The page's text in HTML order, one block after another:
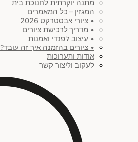
מתנה יוקרתית לחנוכת בית
המגזין – כל המאמרים
• ציורי אבסטרקט 2026
• מדריך לרכישת ציורים
• עיצוב ג'פנדי ואמנות
• ציורים בהזמנה איך זה עובד?
אודות ותערוכות
לעקוב וליצור קשר